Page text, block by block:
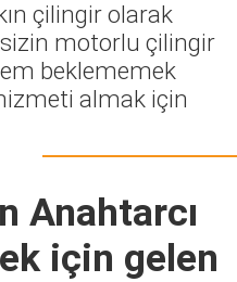
çilingir olarak
motorlu çilingir
beklememek
almak için
Anahtarcı
için gelen